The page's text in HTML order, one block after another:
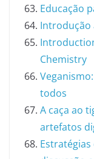
Educação
Introdução
Chemistry
todos
A caça ao
artefatos